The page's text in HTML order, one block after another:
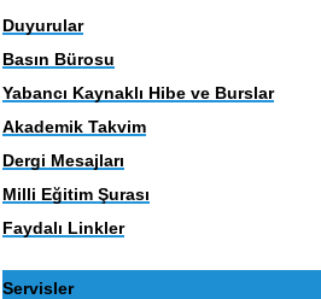
Duyurular
Basın Bürosu
Yabancı Kaynaklı Hibe ve Burslar
Akademik Takvim
Dergi Mesajları
Milli Eğitim Şurası
Faydalı Linkler
Servisler